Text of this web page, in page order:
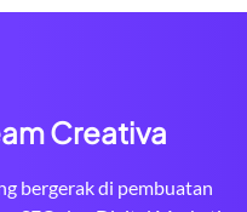
Creativa
bergerak di pembuatan